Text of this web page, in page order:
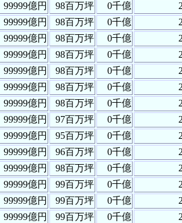
99999億円 98百万坪 0千億
99999億円 98百万坪 0千億
99999億円 98百万坪 0千億
99999億円 98百万坪 0千億
99999億円 98百万坪 0千億
99999億円 98百万坪 0千億
99999億円 98百万坪 0千億
99999億円 97百万坪 0千億
99999億円 95百万坪 0千億
99999億円 96百万坪 0千億
99999億円 98百万坪 0千億
99999億円 99百万坪 0千億
99999億円 99百万坪 0千億
99999億円 99百万坪 0千億